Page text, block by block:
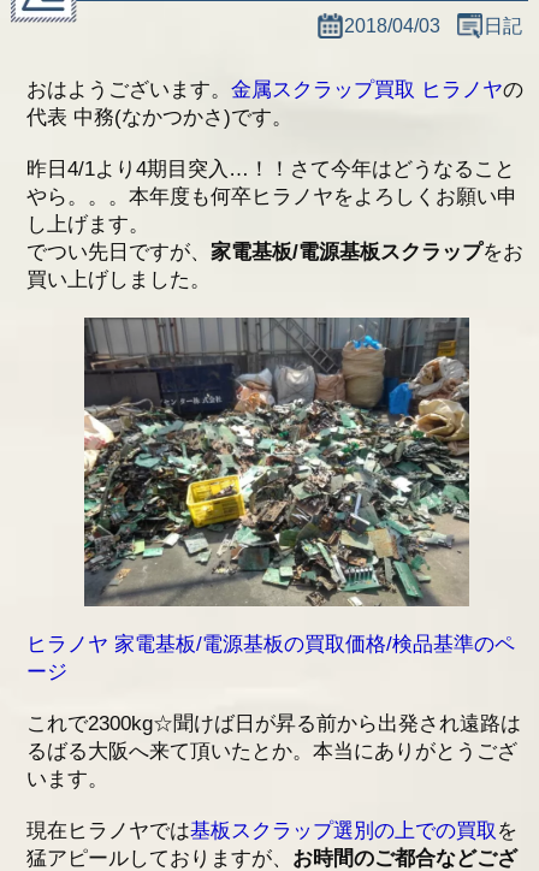
会社概要
基板の仕分け
採用情報
お問い合わせ
2018/04/03 日記
おはようございます。金属スクラップ買取 ヒラノヤの
代表 中務(なかつかさ)です。
昨日4/1より4期目突入…！！さて今年はどうなること
やら。。。本年度も何卒ヒラノヤをよろしくお願い申
し上げます。
でつい先日ですが、家電基板/電源基板スクラップをお
買い上げしました。
ヒラノヤ 家電基板/電源基板の買取価格/検品基準のペ
ージ
これで2300kg☆聞けば日が昇る前から出発され遠路は
るばる大阪へ来て頂いたとか。本当にありがとうござ
います。
現在ヒラノヤでは基板スクラップ選別の上での買取 を
猛アピールしておりますが、 お時間のご都合などござ